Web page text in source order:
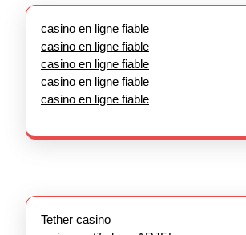
casino en ligne fiable
casino en ligne fiable
casino en ligne fiable
casino en ligne fiable
casino en ligne fiable
Tether casino